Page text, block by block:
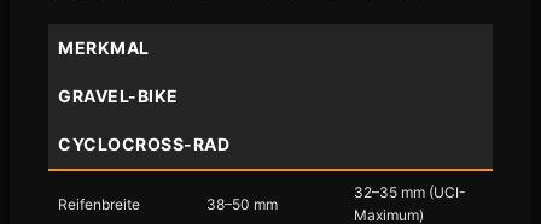
MERKMAL
GRAVEL-BIKE
CYCLOCROSS-RAD
Reifenbreite 38–50 mm
32–35 mm (UCI-
Maximum)